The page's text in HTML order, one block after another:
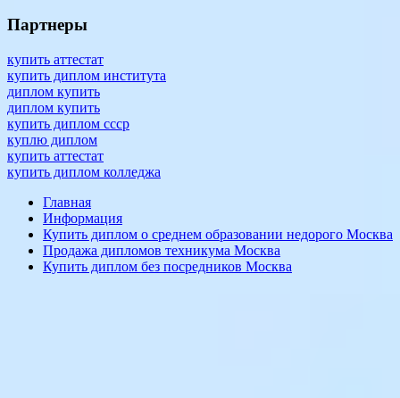
Партнеры
купить аттестат
купить диплом института
диплом купить
диплом купить
купить диплом ссср
куплю диплом
купить аттестат
купить диплом колледжа
Главная
Информация
Купить диплом о среднем образовании недорого Москва
Продажа дипломов техникума Москва
Купить диплом без посредников Москва